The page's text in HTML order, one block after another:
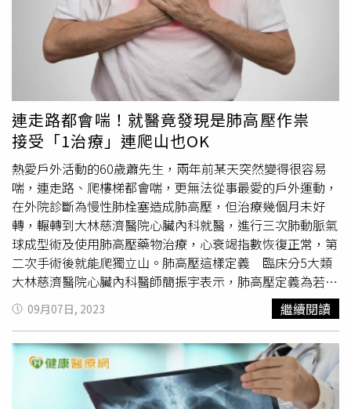
狀，卻抗拒開刀。後來在家中暈倒、心因性休克，緊急送往
急診搶救。所幸及時裝置葉克膜穩定病情，隔日進行主動脈
置換手術，當天晚上就脫離呼吸器與葉克膜，10天後便出
院，恢復狀況良好。「在大家想像中，心臟手術非常恐怖，
但更恐怖的是如果沒適當處理，反而可能需要承擔心臟衰竭
惡化或猝死的風險。」陳胤嘉醫師呼籲有瓣膜問題的患者，
一定要定時回門診追蹤檢查，若出現暈厥或心臟衰竭等症
狀，就建議可開始與醫師及家人討論手術時機及方式。
重度主動脈瓣狹窄，瓣膜開口面積（AVA）僅有 0.53 cm2。
所幸，2位病人在接受經導管主動脈瓣膜置換手術後皆已順
利康復出院。張效煌主任提到，一般經導管主動脈瓣膜置換
手術血管直徑需≧5.5mm，但新型主動脈瓣膜系統血管直徑
僅需≧5mm，可適用於更多周邊血管較窄的病人。嚴重狹
窄恐致命應盡速就醫 可選更精準的治療方法另外，張效煌
主任表示，新型主動脈瓣膜系統還可以回收，術中若置放位
置不理想，可重新回收置放，而且瓣膜底部有X光可清楚辨
識的標記，能更精準確認置放深度，同時也維持「主動脈瓣
環上」設計的優勢，術後能產生良好的瓣膜血液動力學，增
加瓣膜的耐用性。張效煌主任提醒，嚴重的主動脈瓣膜狹窄
恐致命，如發現家中長輩出現胸悶、昏厥等現象，應儘速就
醫檢查，對於無法接受傳統開胸手術的病人，可選擇傷口
小、低侵入性，且併發症發生率極低的「經導管主動脈瓣膜
置換手術」。北榮於民國99年引進「經導管主動脈瓣膜置換
手術」，心血管中心結構性心臟科陳嬰華醫師主任表示，
99.5%的病人術後經過長期追蹤，主動脈瓣膜功仍維持良
好，而且第一位病人已存活超過十年。張效煌主任提醒，嚴
重的主動脈瓣膜狹窄有致命的可能，如果家中長輩有胸悶、
昏厥等情形，應儘速就醫檢查，經醫師評估無法接受傳統開
的病人，可以選擇傷口小、低侵入性，且併發症發生
連走路都會喘！就醫竟發現是肺高壓作祟
接受「1治療」連爬山也OK
熱愛戶外活動的60歲蕭先生，兩年前某天突然變得很容易
喘，連走路、爬樓梯都會喘，更無法從事最愛的戶外運動，
在外院診斷為慢性肺栓塞造成肺高壓，但治療幾個月未好
轉，輾轉到大林慈濟醫院心臟內科就醫，進行三次肺動脈氣
球成型術及使用肺高壓藥物治療，心衰竭指數恢復正常，第
二次手術後就能爬獨立山。肺高壓這樣定義 臨床分5大類
大林慈濟醫院心臟內科醫師簡振宇表示，肺高壓定義為若休
息時平均肺動脈壓大於20毫米汞柱，根據肺高壓的臨床分類
總共分五大類︰一、因肺動脈異常而造成的肺高壓；二、因
左心疾病引起的肺高壓；三、因肺臟疾病引起的肺高壓；
四、因慢性血栓栓塞引起的肺高壓；五、其他或不明原因引
起的肺高壓。世界衛生組織肺高壓功能性評估分級︰第一級
日常活動不受限，無論休息或運動狀態皆無症狀。第二級休
09月07日, 2023 繼續閱讀